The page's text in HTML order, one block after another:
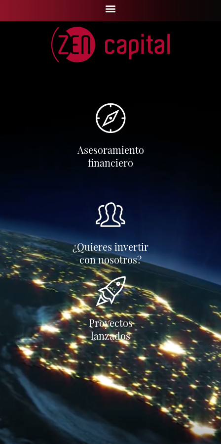
Asesoramiento
financiero
¿Quieres invertir
con nosotros?
Proyectos
lanzados